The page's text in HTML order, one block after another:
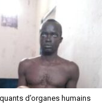
d’organes humains